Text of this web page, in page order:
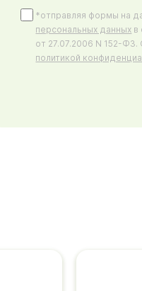
*отправляя формы на
персональных данных в
от 27.07.2006 N 152-
политикой